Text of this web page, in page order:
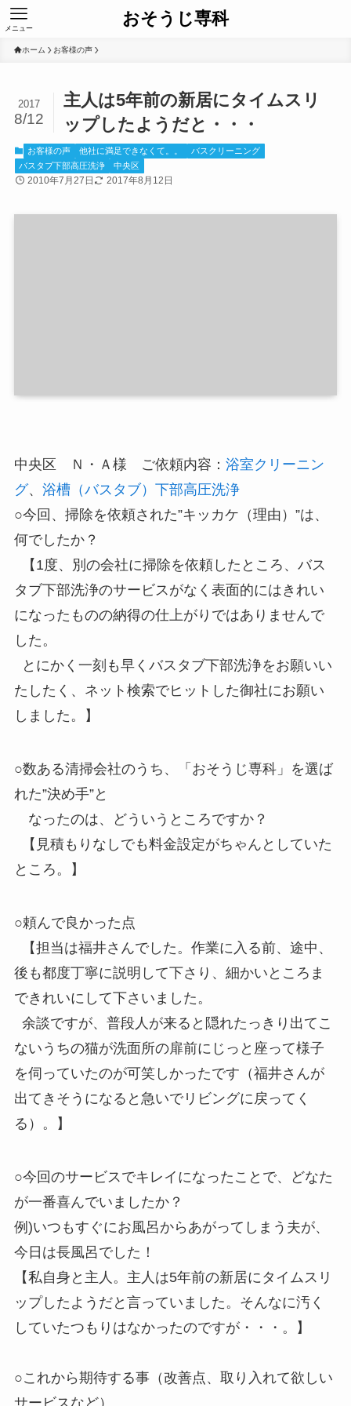
おそうじ専科
メニュー
ホーム お客様の声
主人は5年前の新居にタイムスリ
ップしたようだと・・・
2017
8/12
お客様の声 他社に満足できなくて。。
バスクリーニング
バスタブ下部高圧洗浄
中央区
2010年7月27日 2017年8月12日
中央区 Ｎ・Ａ様 ご依頼内容： 浴室クリーニン
グ、 浴槽（バスタブ）下部高圧洗浄
○今回、掃除を依頼された”キッカケ（理由）”は、
何でしたか？
【1度、別の会社に掃除を依頼したところ、バス
タブ下部洗浄のサービスがなく表面的にはきれい
になったものの納得の仕上がりではありませんで
した。
とにかく一刻も早くバスタブ下部洗浄をお願いい
たしたく、ネット検索でヒットした御社にお願い
しました。】
○数ある清掃会社のうち、「おそうじ専科」を選ば
れた”決め手”と
なったのは、どういうところですか？
【見積もりなしでも料金設定がちゃんとしていた
ところ。】
○頼んで良かった点
【担当は福井さんでした。作業に入る前、途中、
後も都度丁寧に説明して下さり、細かいところま
できれいにして下さいました。
余談ですが、普段人が来ると隠れたっきり出てこ
ないうちの猫が洗面所の扉前にじっと座って様子
を伺っていたのが可笑しかったです（福井さんが
出てきそうになると急いでリビングに戻ってく
る）。】
○今回のサービスでキレイになったことで、どなた
が一番喜んでいましたか？
例)いつもすぐにお風呂からあがってしまう夫が、
今日は長風呂でした！
【私自身と主人。主人は5年前の新居にタイムスリ
ップしたようだと言っていました。そんなに汚く
していたつもりはなかったのですが・・・。】
○これから期待する事（改善点、取り入れて欲しい
サービスなど）